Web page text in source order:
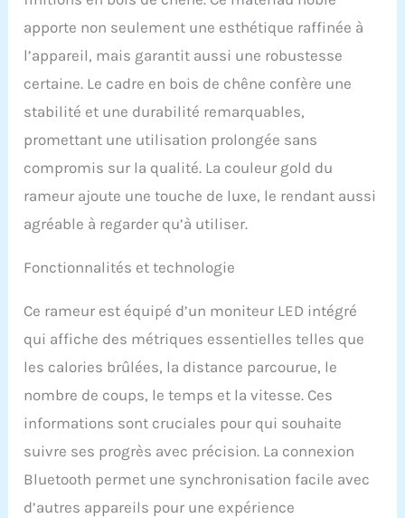
élégante apportent un
goût exceptionnel à votre
salle de sport à domicile.
: par rapport aux
réservoirs d'eau plats
traditionnels sur le
marché, les rameurs
d'eau MettleMatic offrent
une augmentation de la
résistance de 40 %. Le
réservoir d'eau est équipé
permettent d'ajuster
en ajoutant ou en
diminuant l'eau. La plage
274 à 392 Newton, ce qui
permet d'adapter
l'intensité de
l'entraînement aux
besoins individuels et de
d'entraînement efficace
et exigeante. Compagnon
apporte non seulement une esthétique raffinée à
l’appareil, mais garantit aussi une robustesse
certaine. Le cadre en bois de chêne confère une
stabilité et une durabilité remarquables,
promettant une utilisation prolongée sans
compromis sur la qualité. La couleur gold du
rameur ajoute une touche de luxe, le rendant aussi
agréable à regarder qu’à utiliser.
Fonctionnalités et technologie
Ce rameur est équipé d’un moniteur LED intégré
qui affiche des métriques essentielles telles que
les calories brûlées, la distance parcourue, le
nombre de coups, le temps et la vitesse. Ces
informations sont cruciales pour qui souhaite
suivre ses progrès avec précision. La connexion
Bluetooth permet une synchronisation facile avec
d’autres appareils pour une expérience